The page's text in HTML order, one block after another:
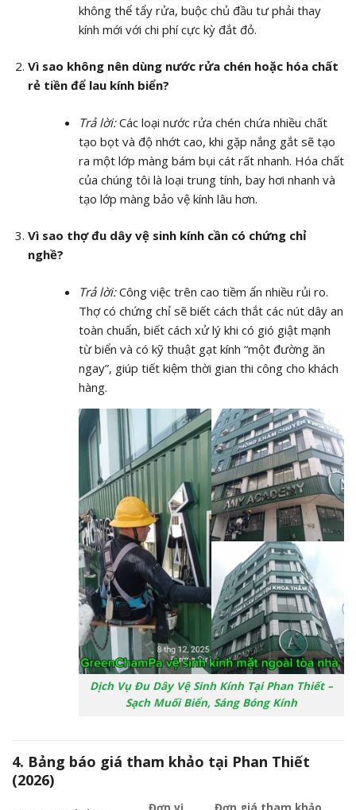
không thể tẩy rửa, buộc chủ đầu tư phải thay
kính mới với chi phí cực kỳ đắt đỏ.
Vì sao không nên dùng nước rửa chén hoặc hóa chất
rẻ tiền để lau kính biển?
Trả lời:Các loại nước rửa chén chứa nhiều chất
tạo bọt và độ nhớt cao, khi gặp nắng gắt sẽ tạo
ra một lớp màng bám bụi cát rất nhanh. Hóa chất
của chúng tôi là loại trung tính, bay hơi nhanh và
tạo lớp màng bảo vệ kính lâu hơn.
Vì sao thợ đu dây vệ sinh kính cần có chứng chỉ
nghề?
Trả lời:Công việc trên cao tiềm ẩn nhiều rủi ro.
Thợ có chứng chỉ sẽ biết cách thắt các nút dây an
toàn chuẩn, biết cách xử lý khi có gió giật mạnh
từ biển và có kỹ thuật gạt kính “một đường ăn
ngay”, giúp tiết kiệm thời gian thi công cho khách
hàng.
Dịch Vụ Đu Dây Vệ Sinh Kính Tại Phan Thiết –
Sạch Muối Biển, Sáng Bóng Kính
4. Bảng báo giá tham khảo tại Phan Thiết
(2026)